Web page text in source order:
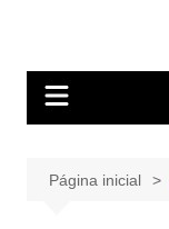
Página inicial